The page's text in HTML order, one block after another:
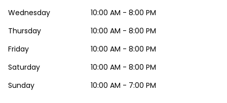
Wednesday
10:00 AM - 8:00 PM
Thursday
10:00 AM - 8:00 PM
Friday
10:00 AM - 8:00 PM
Saturday
10:00 AM - 8:00 PM
Sunday
10:00 AM - 7:00 PM